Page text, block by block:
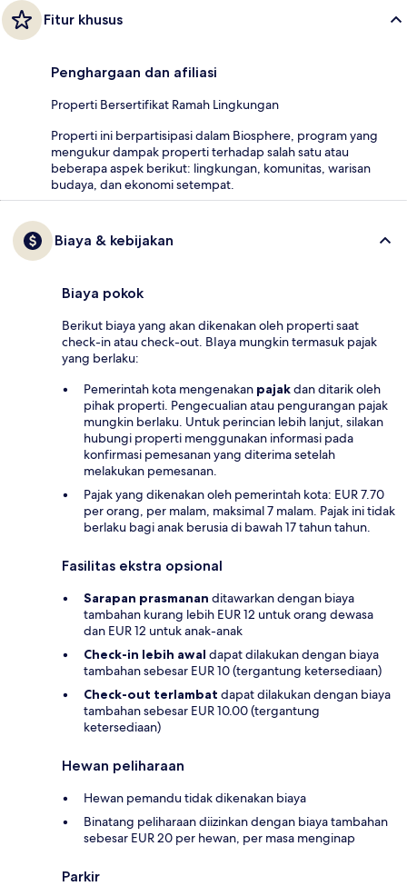
Fitur khusus
Penghargaan dan afiliasi
Properti Bersertifikat Ramah Lingkungan
Properti ini berpartisipasi dalam Biosphere, program yang
mengukur dampak properti terhadap salah satu atau
beberapa aspek berikut: lingkungan, komunitas, warisan
budaya, dan ekonomi setempat.
Biaya & kebijakan
Biaya pokok
Berikut biaya yang akan dikenakan oleh properti saat
check-in atau check-out. BIaya mungkin termasuk pajak
yang berlaku:
Pemerintah kota mengenakan pajakdan ditarik oleh
pihak properti. Pengecualian atau pengurangan pajak
mungkin berlaku. Untuk perincian lebih lanjut, silakan
hubungi properti menggunakan informasi pada
konfirmasi pemesanan yang diterima setelah
melakukan pemesanan.
Pajak yang dikenakan oleh pemerintah kota: EUR 7.70
per orang, per malam, maksimal 7 malam. Pajak ini tidak
berlaku bagi anak berusia di bawah 17 tahun tahun.
Fasilitas ekstra opsional
Sarapan prasmanan ditawarkan dengan biaya
tambahan kurang lebih EUR 12 untuk orang dewasa
dan EUR 12 untuk anak-anak
Check-in lebih awal dapat dilakukan dengan biaya
tambahan sebesar EUR 10 (tergantung ketersediaan)
Check-out terlambat dapat dilakukan dengan biaya
tambahan sebesar EUR 10.00 (tergantung
ketersediaan)
Hewan peliharaan
Hewan pemandu tidak dikenakan biaya
Binatang peliharaan diizinkan dengan biaya tambahan
sebesar EUR 20 per hewan, per masa menginap
Parkir